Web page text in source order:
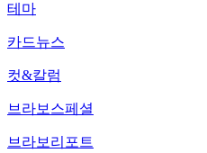
테마
카드뉴스
컷&칼럼
브라보스페셜
브라보리포트